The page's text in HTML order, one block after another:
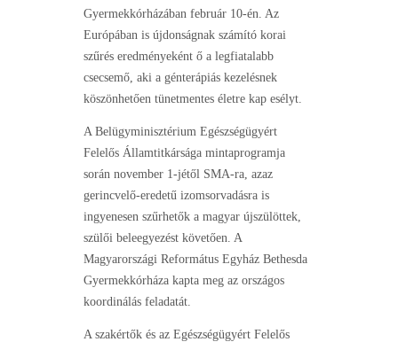
Gyermekkórházában február 10-én. Az
Európában is újdonságnak számító korai
szűrés eredményeként ő a legfiatalabb
csecsemő, aki a génterápiás kezelésnek
köszönhetően tünetmentes életre kap esélyt.
A Belügyminisztérium Egészségügyért
Felelős Államtitkársága mintaprogramja
során november 1-jétől SMA-ra, azaz
gerincvelő-eredetű izomsorvadásra is
ingyenesen szűrhetők a magyar újszülöttek,
szülői beleegyezést követően. A
Magyarországi Református Egyház Bethesda
Gyermekkórháza kapta meg az országos
koordinálás feladatát.
A szakértők és az Egészségügyért Felelős